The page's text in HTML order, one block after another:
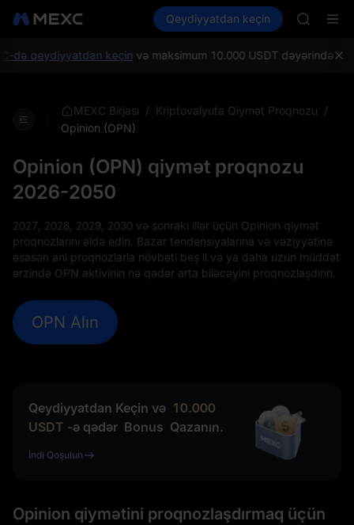
Bazarlar Spot Futures SPCX
Qeydiyyatdan keçin
SKYAI
SPCX
SKYAI
qeydiyyatdan keçinvə maksimum 10.000 USDT dəyərində Yeni
MEXC Birjası / Kriptovalyuta Qiymət Proqnozu /
Opinion (OPN)
Opinion (OPN) qiymət proqnozu
2026-2050
2027, 2028, 2029, 2030 və sonrakı illər üçün Opinion qiymət
proqnozlarını əldə edin. Bazar tendensiyalarına və vəziyyətinə
əsasən ani proqnozlarla növbəti beş il və ya daha uzun müddət
ərzində OPN aktivinin nə qədər arta biləcəyini proqnozlaşdırın.
OPN Alın
Qeydiyyatdan Keçin və 10.000
USDT -ə qədər Bonus Qazanın.
İndi Qoşulun
Opinion qiymətini proqnozlaşdırmaq üçün